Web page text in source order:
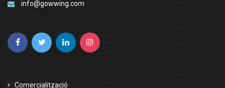
info@gowwing.com
Comercialització